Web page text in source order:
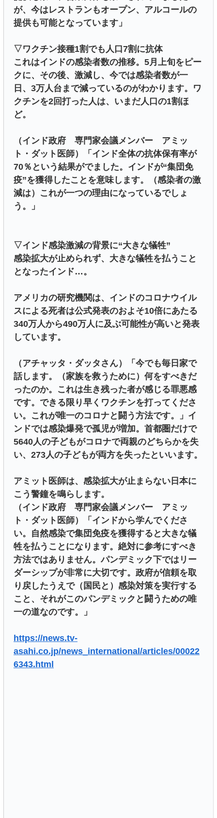
が、今はレストランもオープン、アルコールの
提供も可能となっています」
▽ワクチン接種1割でも人口7割に抗体
これはインドの感染者数の推移。5月上旬をピー
クに、その後、激減し、今では感染者数が一
日、3万人台まで減っているのがわかります。ワ
クチンを2回打った人は、いまだ人口の1割ほ
ど。
（インド政府 専門家会議メンバー アミッ
ト・ダット医師）「インド全体の抗体保有率が
70％という結果がでました。インドが“集団免
疫”を獲得したことを意味します。（感染者の激
減は）これが一つの理由になっているでしょ
う。」
▽インド感染激減の背景に“大きな犠牲”
感染拡大が止められず、大きな犠牲を払うこと
となったインド…。
アメリカの研究機関は、インドのコロナウイル
スによる死者は公式発表のおよそ10倍にあたる
340万人から490万人に及ぶ可能性が高いと発表
しています。
（アチャッタ・ダッタさん）「今でも毎日家で
話します。（家族を救うために）何をすべきだ
ったのか。これは生き残った者が感じる罪悪感
です。できる限り早くワクチンを打ってくださ
い。これが唯一のコロナと闘う方法です。」イ
ンドでは感染爆発で孤児が増加。首都圏だけで
5640人の子どもがコロナで両親のどちらかを失
い、273人の子どもが両方を失ったといいます。
アミット医師は、感染拡大が止まらない日本に
こう警鐘を鳴らします。
（インド政府 専門家会議メンバー アミッ
ト・ダット医師）「インドから学んでくださ
い。自然感染で集団免疫を獲得すると大きな犠
牲を払うことになります。絶対に参考にすべき
方法ではありません。パンデミック下ではリー
ダーシップが非常に大切です。政府が信頼を取
り戻したうえで（国民と）感染対策を実行する
こと、それがこのパンデミックと闘うための唯
一の道なのです。」
https://news.tv-
asahi.co.jp/news_international/articles/00022
6343.html